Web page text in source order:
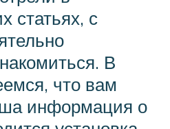
статьях, с
В
что вам
информация о